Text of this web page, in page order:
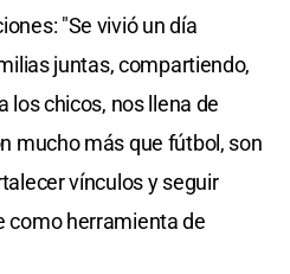
"Se vivió un día
juntas, compartiendo,
los chicos, nos llena de
mucho más que fútbol, son
vínculos y seguir
como herramienta de